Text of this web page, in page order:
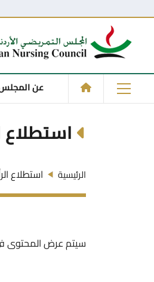
عن
استطلاع
الرئيسية استطلاع
سيتم عرض المحتوى